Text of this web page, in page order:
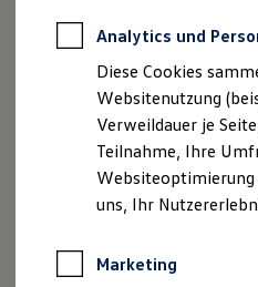
Autokredit mit
Versicherungen und
Kfz-
Garantien
Wartungsverträge
Geschäftskunden
Professional
Großkunden
Behörden
Anpfiff zum Gewinn
Analytics und
Diese Cookies
Websitenutzung
Verweildauer je
Teilnahme, Ihre
uns, Ihr
Marketing